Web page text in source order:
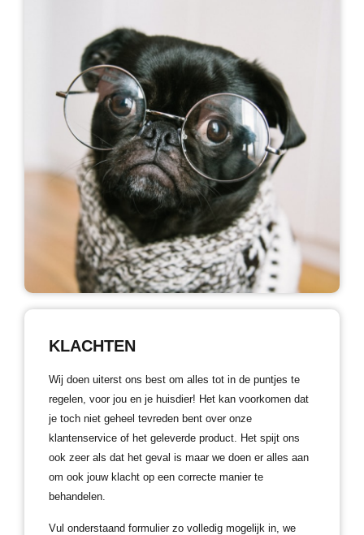
KLACHTEN
Wij doen uiterst ons best om alles tot in de puntjes te
regelen, voor jou en je huisdier! Het kan voorkomen dat
je toch niet geheel tevreden bent over onze
klantenservice of het geleverde product. Het spijt ons
ook zeer als dat het geval is maar we doen er alles aan
om ook jouw klacht op een correcte manier te
behandelen.
Vul onderstaand formulier zo volledig mogelijk in, we